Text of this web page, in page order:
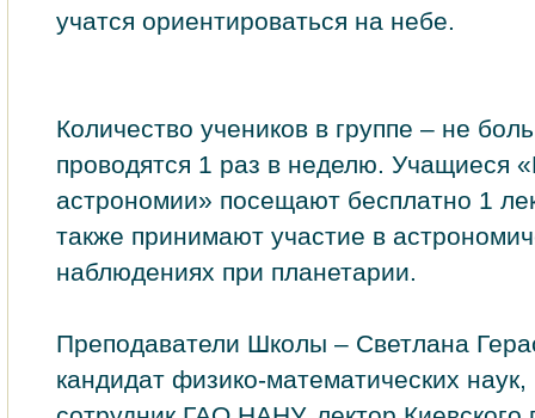
учатся ориентироваться на небе.
Количество учеников в группе – не
проводятся 1 раз в неделю. Учащиеся
астрономии» посещают бесплатно 1
также принимают участие в
наблюдениях при планетарии.
Преподаватели Школы – Светлана
кандидат физико-математических